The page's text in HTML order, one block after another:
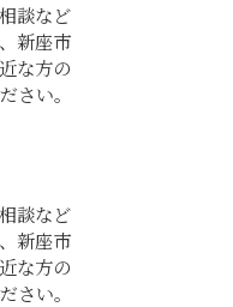
談など
新座市
な方の
さい。
談など
新座市
な方の
さい。